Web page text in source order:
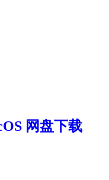
网盘下载